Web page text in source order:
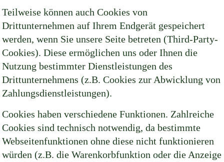
Teilweise können auch Cookies von
Drittunternehmen auf Ihrem Endgerät gespeichert
werden, wenn Sie unsere Seite betreten (Third-Party-
Cookies). Diese ermöglichen uns oder Ihnen die
Nutzung bestimmter Dienstleistungen des
Drittunternehmens (z.B. Cookies zur Abwicklung von
Zahlungsdienstleistungen).
Cookies haben verschiedene Funktionen. Zahlreiche
Cookies sind technisch notwendig, da bestimmte
Webseitenfunktionen ohne diese nicht funktionieren
würden (z.B. die Warenkorbfunktion oder die Anzeige